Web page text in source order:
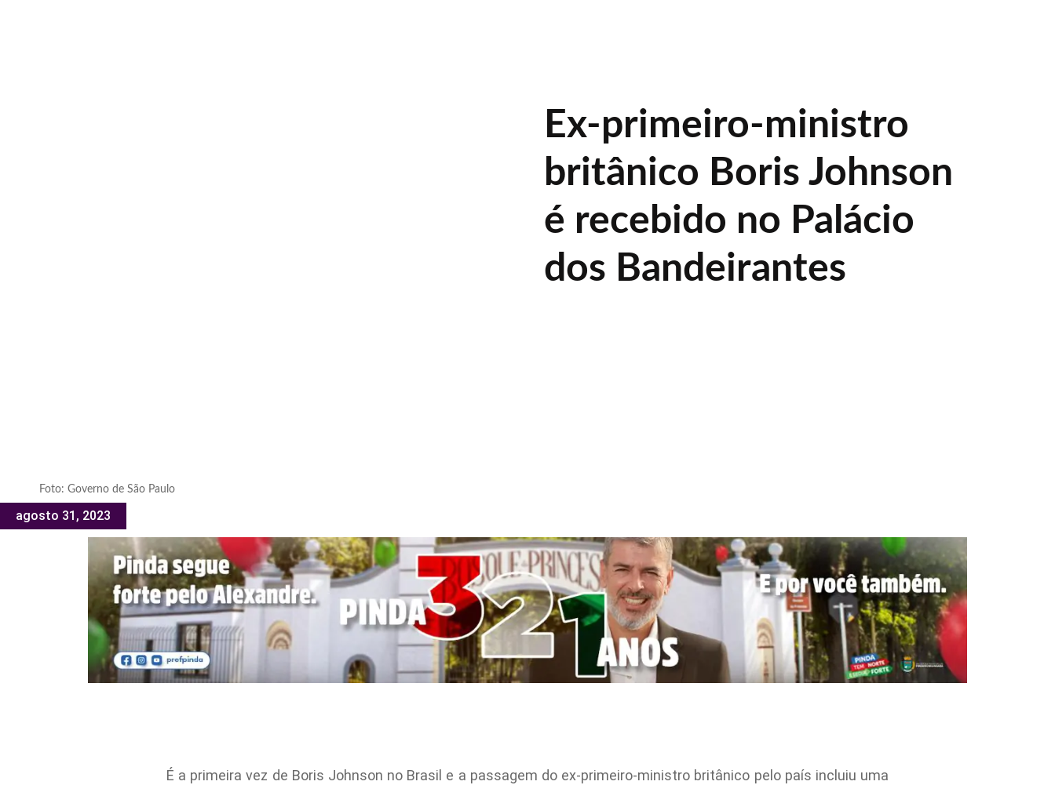
Foto: Governo de São Paulo
agosto 31, 2023
Ex-primeiro-ministro
britânico Boris Johnson
é recebido no Palácio
dos Bandeirantes
É a primeira vez de Boris Johnson no Brasil e a passagem do ex-primeiro-ministro britânico pelo país incluiu uma